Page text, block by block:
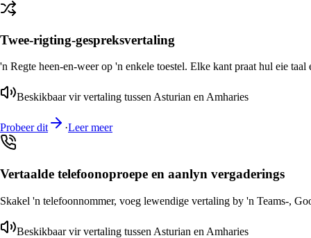
Twee-rigting-gespreksvertaling
'n Regte heen-en-weer op 'n enkele toestel. Elke kant praat hul eie taal
Beskikbaar vir vertaling tussen Asturian en Amharies
Probeer dit ·Leer meer
Vertaalde telefoonoproepe en aanlyn vergaderings
Skakel 'n telefoonnommer, voeg lewendige vertaling by 'n Teams-,
Beskikbaar vir vertaling tussen Asturian en Amharies